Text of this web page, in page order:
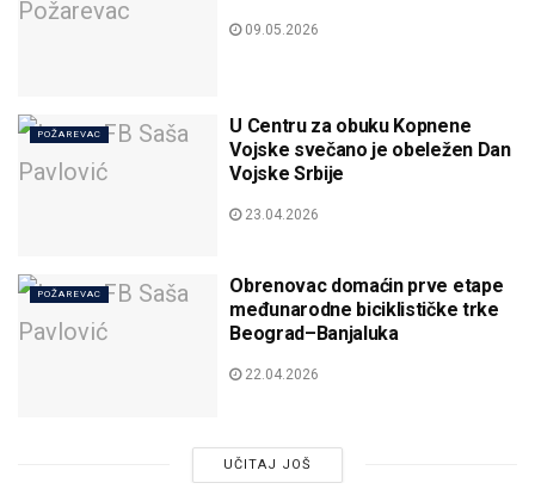
09.05.2026
POŽAREVAC
U Centru za obuku Kopnene
Vojske svečano je obeležen Dan
Vojske Srbije
23.04.2026
POŽAREVAC
Obrenovac domaćin prve etape
međunarodne biciklističke trke
Beograd–Banjaluka
22.04.2026
UČITAJ JOŠ